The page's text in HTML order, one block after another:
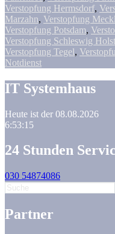
Verstopfung Hermsdorf,
Marzahn, Verstopfung
Verstopfung Potsdam,
Verstopfung Schleswig
Verstopfung Tegel,
Notdienst
IT Systemhaus
Heute ist der 08.08.2026
6:53:16
24 Stunden
030 54874086
Partner